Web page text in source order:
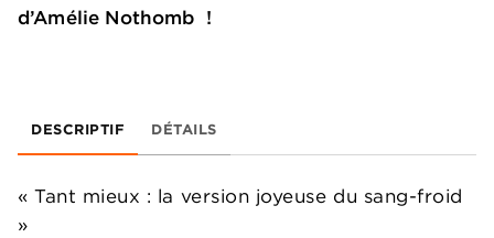
d’Amélie Nothomb !
DESCRIPTIF DÉTAILS
« Tant mieux : la version joyeuse du sang-froid
»